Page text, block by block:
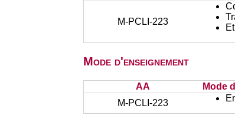
M-PCLI-223
Mode d'enseignement
AA
Mode
M-PCLI-223